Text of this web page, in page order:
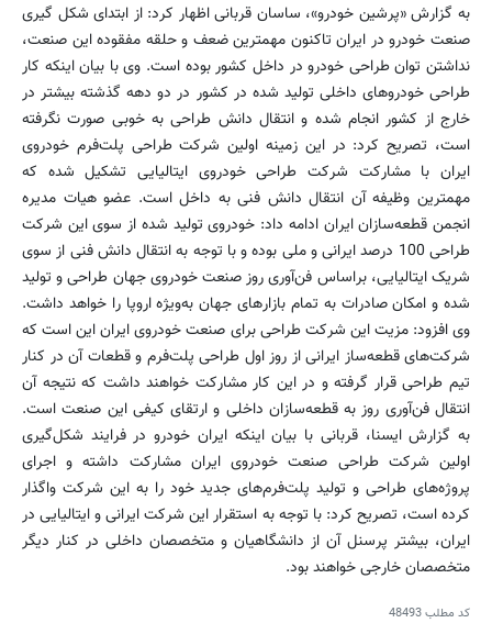
به گزارش «پرشین خودرو»، ساسان قربانی اظهار کرد: از ابتدای شکل‌ گیری
صنعت خودرو در ایران تاکنون مهمترین ضعف و حلقه مفقوده این صنعت،
نداشتن توان طراحی خودرو در داخل کشور بوده است. وی با بیان اینکه کار
طراحی خودروهای داخلی تولید شده در کشور در دو دهه گذشته بیشتر در
خارج از کشور انجام شده و انتقال دانش طراحی به خوبی صورت نگرفته
است، تصریح کرد: در این زمینه اولین شرکت طراحی پلت‌فرم خودروی
ایران با مشارکت شرکت طراحی خودروی ایتالیایی تشکیل شده که
مهمترین وظیفه آن انتقال دانش فنی به داخل است. عضو هیات مدیره
انجمن قطعه‌سازان ایران ادامه داد: خودروی تولید شده از سوی این شرکت
طراحی 100 درصد ایرانی و ملی بوده و با توجه به انتقال دانش فنی از سوی
شریک ایتالیایی، براساس فن‌آوری روز صنعت خودروی جهان طراحی و تولید
شده و امکان صادرات به تمام بازارهای جهان به‌ویژه اروپا را خواهد داشت.
وی افزود: مزیت این شرکت طراحی برای صنعت خودروی ایران این است که
شرکت‌های قطعه‌ساز ایرانی از روز اول طراحی پلت‌فرم و قطعات آن در کنار
تیم طراحی قرار گرفته و در این کار مشارکت خواهند داشت که نتیجه آن
انتقال فن‌آوری روز به قطعه‌سازان داخلی و ارتقای کیفی این صنعت است.
به گزارش ایسنا، قربانی با بیان اینکه ایران خودرو در فرایند شکل‌گیری
اولین شرکت طراحی صنعت خودروی ایران مشارکت داشته و اجرای
پروژه‌های طراحی و تولید پلت‌فرم‌های جدید خود را به این شرکت واگذار
کرده است، تصریح کرد: با توجه به استقرار این شرکت ایرانی و ایتالیایی در
ایران، بیشتر پرسنل آن از دانشگاهیان و متخصصان داخلی در کنار دیگر
متخصصان خارجی خواهند بود.
کد مطلب48493